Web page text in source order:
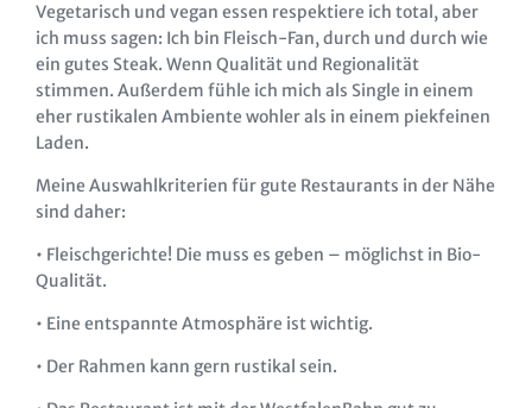
Vegetarisch und vegan essen respektiere ich total, aber
ich muss sagen: Ich bin Fleisch-Fan, durch und durch wie
ein gutes Steak. Wenn Qualität und Regionalität
stimmen. Außerdem fühle ich mich als Single in einem
eher rustikalen Ambiente wohler als in einem piekfeinen
Laden.
Meine Auswahlkriterien für gute Restaurants in der Nähe
sind daher:
• Fleischgerichte! Die muss es geben – möglichst in Bio-
Qualität.
• Eine entspannte Atmosphäre ist wichtig.
• Der Rahmen kann gern rustikal sein.